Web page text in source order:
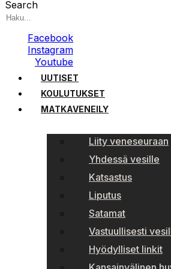
Search
Facebook
Instagram
Youtube
UUTISET
KOULUTUKSET
MATKAVENEILY
Liity veneseuraan
Yhdessä vesille
Katsastus
Liputus
Satamat
Vastuullisesti
Hyödylliset linkit